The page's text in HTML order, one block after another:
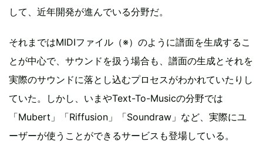
して、近年開発が進んでいる分野だ。
それまではMIDIファイル（※）のように譜面を生成するこ
とが中心で、サウンドを扱う場合も、譜面の生成とそれを
実際のサウンドに落とし込むプロセスがわかれていたりし
ていた。しかし、いまやText-To-Musicの分野では
「Mubert」「Riffusion」「Soundraw」など、実際にユ
ーザーが使うことができるサービスも登場している。